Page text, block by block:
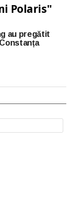
Polaris"
au pregătit